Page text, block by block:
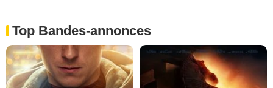
Top Bandes-annonces